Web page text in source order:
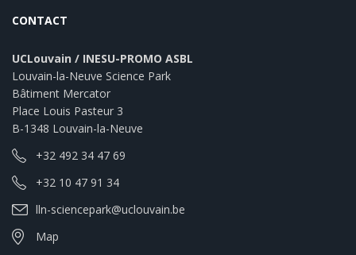
CONTACT
UCLouvain / INESU-PROMO ASBL
Louvain-la-Neuve Science Park
Bâtiment Mercator
Place Louis Pasteur 3
B-1348 Louvain-la-Neuve
+32 492 34 47 69
+32 10 47 91 34
lln-sciencepark@uclouvain.be
Map